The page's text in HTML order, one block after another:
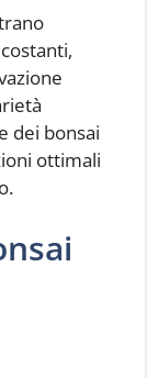
dei bonsai
ottimali